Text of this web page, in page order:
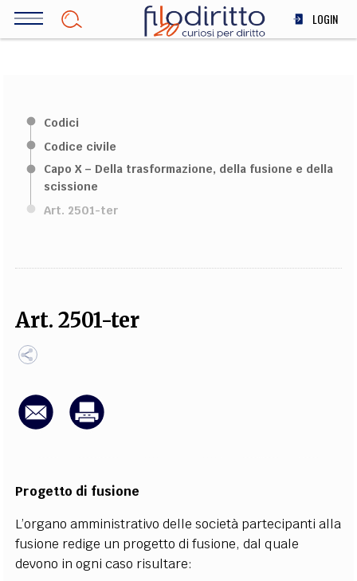
Salta
LOGIN
STORIA E FILOSOFIA
FILODIRITTO REDAZIONE
FOTOGRAFI
CODICI RUBRICHE
Codici
Codice civile
Capo X – Della trasformazione, della fusione e della
scissione
Art. 2501-ter
Art. 2501-ter
Progetto di fusione
L’organo amministrativo delle società partecipanti alla
fusione redige un progetto di fusione, dal quale
devono in ogni caso risultare: